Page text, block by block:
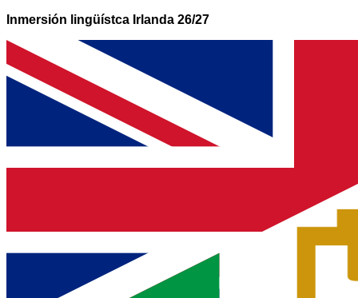
Inmersión lingüístca Irlanda 26/27